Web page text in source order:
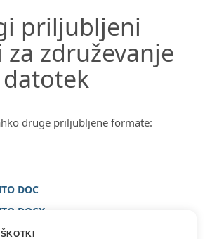
priljubljeni
združevanje
datotek
druge priljubljene formate:
DOC
DOCX
SLIKA